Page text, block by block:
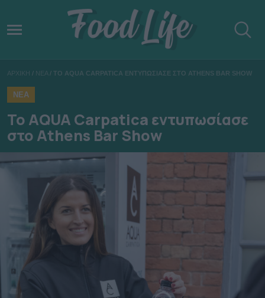
ΑΡΧΙΚΗ / ΝΕΑ / ΤΟ AQUA CARPATICA ΕΝΤΥΠΩΣΙΑΣΕ ΣΤΟ ATHENS BAR SHOW
ΝΕΑ
Το AQUA Carpatica εντυπωσίασε
στο Athens Bar Show